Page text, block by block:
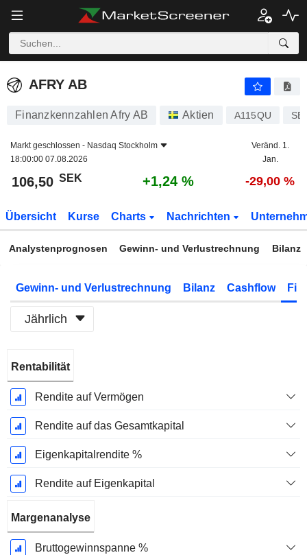
AFRY AB
AFRY AB
Finanzkennzahlen Afry AB Aktien A115QU
Markt geschlossen - Nasdaq Stockholm
18:00:00 07.08.2026
Veränd. 1.
Jan.
106,50 SEK +1,24 % -29,00 %
Übersicht Kurse Charts Nachrichten
Analystenprognosen Gewinn- und Verlustrechnung Bilanz
Gewinn- und Verlustrechnung Bilanz Cashflow
Jährlich
Geschäftsjahres:
Dezember
Rentabilität
Rendite auf Vermögen
Rendite auf das Gesamtkapital
Eigenkapitalrendite %
Rendite auf Eigenkapital
Margenanalyse
Bruttogewinnspanne %